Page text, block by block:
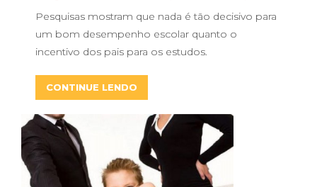
Pesquisas mostram que nada é tão decisivo para
um bom desempenho escolar quanto o
incentivo dos pais para os estudos.
CONTINUE LENDO